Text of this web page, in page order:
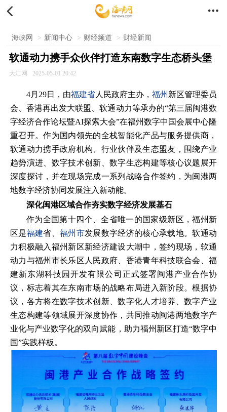
 
海峡网 > 新闻中心 > 财经频道 > 财经新闻
软通动力携手众伙伴打造东南数字生态桥头堡
大江网 2025-05-01 20:42
4月29日，由福建省人民政府主办， 福州 新区管理委员
会、香港再出发大联盟、软通动力等承办的“第三届闽港数
字经济合作论坛暨AI探索大会”在福州数字中国会展中心隆
重召开。作为国内领先的全栈智能化产品与服务提供商，
软通动力携手政府机构、行业伙伴及生态盟友，围绕产业
趋势演进、数字技术创新、数字生态构建等核心议题展开
深度探讨，并在现场完成一系列战略合作签约，为闽港两
地数字经济协同发展注入新动能。
深化闽港区域合作夯实数字经济发展基石
作为全国第十四个、全省唯一的国家级新区，福州新
区是福建省、福州市发展数字经济的核心承载地。软通动
力积极融入福州新区新经济建设大潮中，签约现场，软通
动力与福州市长乐区人民政府、香港青年科技联合会、福
建新东湖科技园开发有限公司正式签署闽港产业合作协
议，标志着其在东南市场的战略布局进入新阶段。根据协
议，各方将在数字技术创新、数字化人才培养、数字产业
生态构建等领域展开深度协作，共同推动闽港两地数字产
业化与产业数字化的双向赋能，助力福州新区打造“数字中
国”实践样板。